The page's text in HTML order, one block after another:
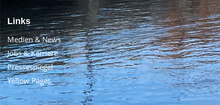
Links
Medien & News
Jobs & Karriere
Pressespiegel
Yellow Pages